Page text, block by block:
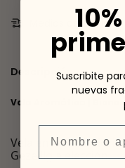
Medios de envío
Descripción
Vela Aromática |
Vela envase de
Gezellig a elección.
Suscribite
nuevas